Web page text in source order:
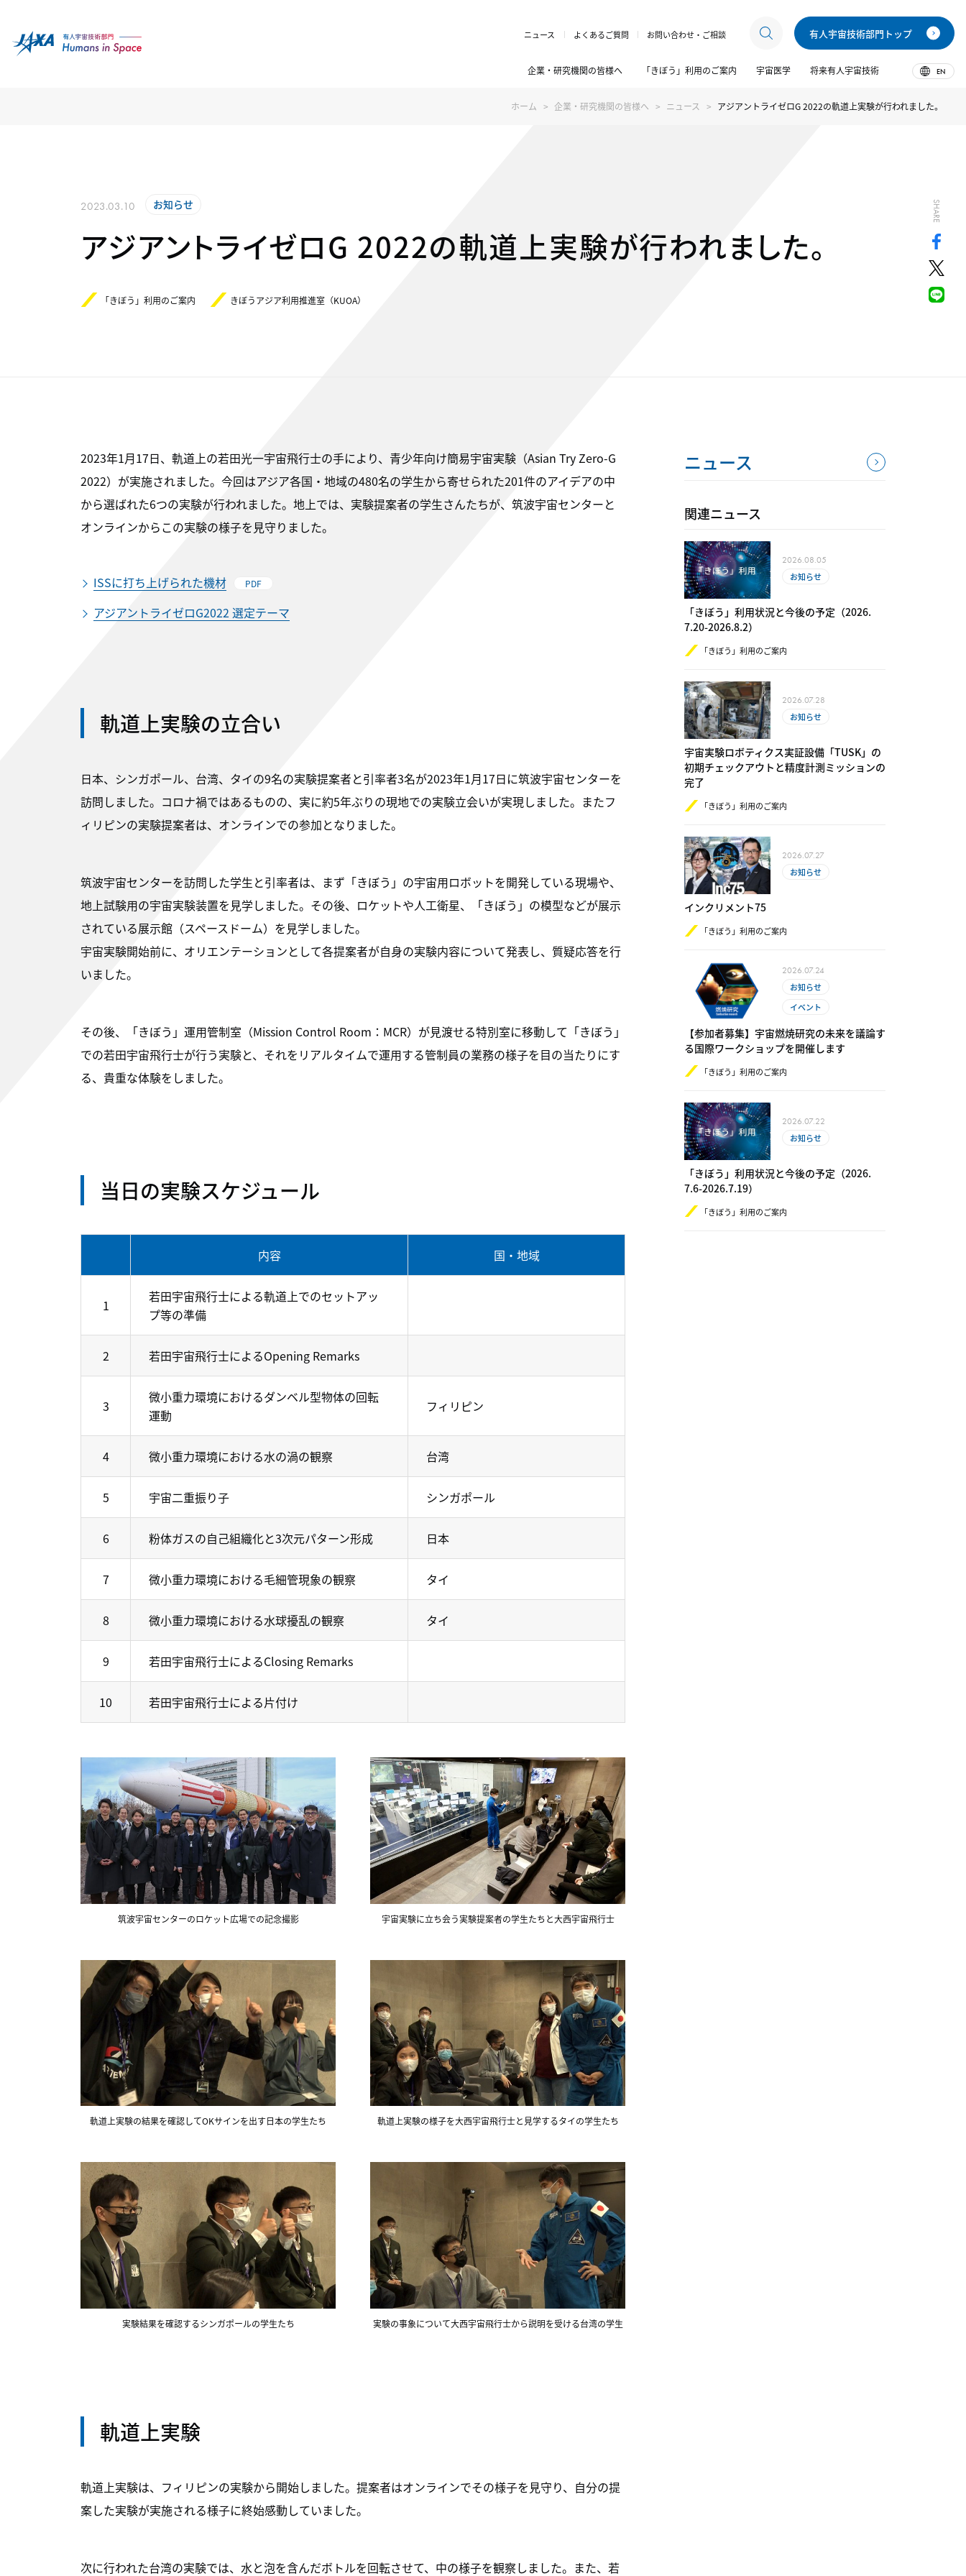
ニュース よくあるご質問 お問い合わせ・ご相談 有人宇宙技術部門トップ
企業・研究機関の皆様へ 「きぼう」利用のご案内 宇宙医学 将来有人宇宙技術 EN
ホーム 企業・研究機関の皆様へ ニュース アジアントライゼロG 2022の軌道上実験が行われました。
2023.03.10 お知らせ
アジアントライゼロG 2022の軌道上実験が行われました。
「きぼう」利用のご案内 きぼうアジア利用推進室（KUOA）
SHARE
2023年1月17日、軌道上の若田光一宇宙飛行士の手により、青少年向け簡易宇宙実験（Asian Try Zero-G
2022）が実施されました。今回はアジア各国・地域の480名の学生から寄せられた201件のアイデアの中
から選ばれた6つの実験が行われました。地上では、実験提案者の学生さんたちが、筑波宇宙センターと
オンラインからこの実験の様子を見守りました。
ISSに打ち上げられた機材 PDF
アジアントライゼロG2022 選定テーマ
軌道上実験の立合い
日本、シンガポール、台湾、タイの9名の実験提案者と引率者3名が2023年1月17日に筑波宇宙センターを
訪問しました。コロナ禍ではあるものの、実に約5年ぶりの現地での実験立会いが実現しました。またフ
ィリピンの実験提案者は、オンラインでの参加となりました。
筑波宇宙センターを訪問した学生と引率者は、まず「きぼう」の宇宙用ロボットを開発している現場や、
地上試験用の宇宙実験装置を見学しました。その後、ロケットや人工衛星、「きぼう」の模型などが展示
されている展示館（スペースドーム）を見学しました。
宇宙実験開始前に、オリエンテーションとして各提案者が自身の実験内容について発表し、質疑応答を行
いました。
その後、「きぼう」運用管制室（Mission Control Room：MCR）が見渡せる特別室に移動して「きぼう」
での若田宇宙飛行士が行う実験と、それをリアルタイムで運用する管制員の業務の様子を目の当たりにす
る、貴重な体験をしました。
当日の実験スケジュール
内容 国・地域
1
若田宇宙飛行士による軌道上でのセットアッ
プ等の準備
2 若田宇宙飛行士によるOpening Remarks
3
微小重力環境におけるダンベル型物体の回転
運動
フィリピン
4 微小重力環境における水の渦の観察 台湾
5 宇宙二重振り子 シンガポール
6 粉体ガスの自己組織化と3次元パターン形成 日本
7 微小重力環境における毛細管現象の観察 タイ
8 微小重力環境における水球擾乱の観察 タイ
9 若田宇宙飛行士によるClosing Remarks
10 若田宇宙飛行士による片付け
筑波宇宙センターのロケット広場での記念撮影 宇宙実験に立ち会う実験提案者の学生たちと大西宇宙飛行士
軌道上実験の結果を確認してOKサインを出す日本の学生たち 軌道上実験の様子を大西宇宙飛行士と見学するタイの学生たち
実験結果を確認するシンガポールの学生たち 実験の事象について大西宇宙飛行士から説明を受ける台湾の学生
軌道上実験
軌道上実験は、フィリピンの実験から開始しました。提案者はオンラインでその様子を見守り、自分の提
案した実験が実施される様子に終始感動していました。
次に行われた台湾の実験では、水と泡を含んだボトルを回転させて、中の様子を観察しました。また、若
ニュース
関連ニュース
2026.08.05
お知らせ
「きぼう」利用状況と今後の予定（2​0​26.​
7.20-​2​0​26.8.2）
「きぼう」利用のご案内
2026.07.28
お知らせ
宇宙実験ロボティクス実証設備「TUSK」の
初期チェックアウトと精度計測ミッションの
完了
「きぼう」利用のご案内
2026.07.27
お知らせ
インクリメント75
「きぼう」利用のご案内
2026.07.24
お知らせ
イベント
【参加者募集】宇宙燃焼研究の未来を議論す
る国際ワークショップを開催します
「きぼう」利用のご案内
2026.07.22
お知らせ
「きぼう」利用状況と今後の予定（2​0​26.​
7.6-​2​0​26.7.19）
「きぼう」利用のご案内